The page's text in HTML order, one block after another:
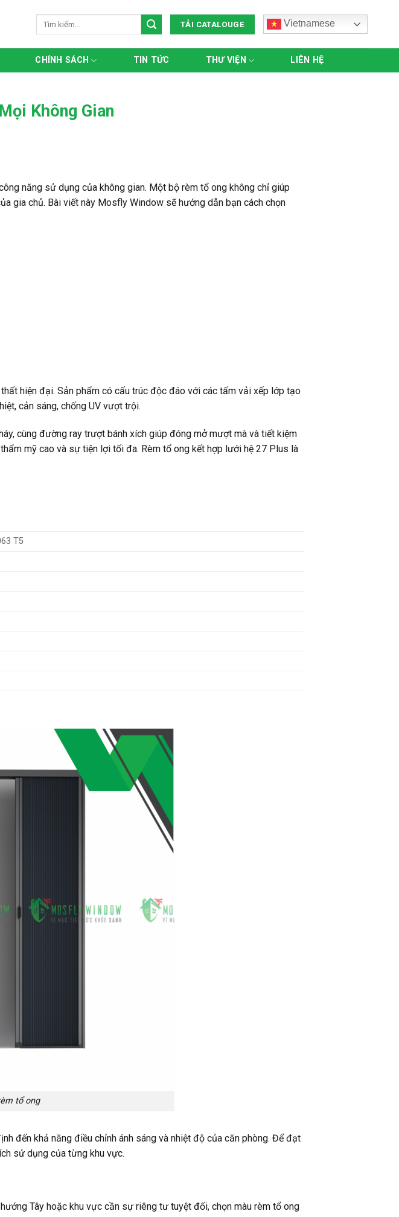
TẢI CATALOUGE Vietnamese
CHÍNH SÁCH TIN TỨC THƯ VIỆN LIÊN HỆ
Không Gian
năng sử dụng của không gian. Một bộ rèm tổ ong không chỉ giúp
gia chủ. Bài viết này Mosfly Window sẽ hướng dẫn bạn cách chọn
hiện đại. Sản phẩm có cấu trúc độc đáo với các tấm vải xếp lớp tạo
cản sáng, chống UV vượt trội.
cùng đường ray trượt bánh xích giúp đóng mở mượt mà và tiết kiệm
mỹ cao và sự tiện lợi tối đa. Rèm tổ ong kết hợp lưới hệ 27 Plus là
T5
tổ ong
đến khả năng điều chỉnh ánh sáng và nhiệt độ của căn phòng. Để đạt
sử dụng của từng khu vực.
Tây hoặc khu vực cần sự riêng tư tuyệt đối, chọn màu rèm tổ ong